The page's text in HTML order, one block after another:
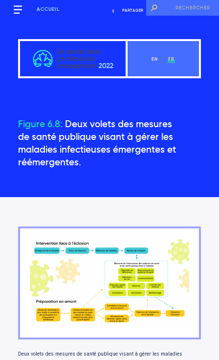
ACCUEIL PARTAGER
EN FR
Figure 6.8: Deux volets des mesures
de santé publique visant à gérer les
maladies infectieuses émergentes et
réémergentes.
Deux volets des mesures de santé publique visant à gérer les maladies
Mise en contexte
Voir le chapitre
Pourquoi cette évaluation est-elle nécessaire?
Organisation du rapport